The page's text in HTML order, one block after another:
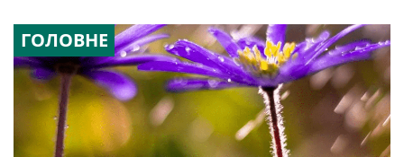
ГОЛОВНЕ